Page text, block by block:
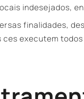
indesejados,
finalidades,
executem